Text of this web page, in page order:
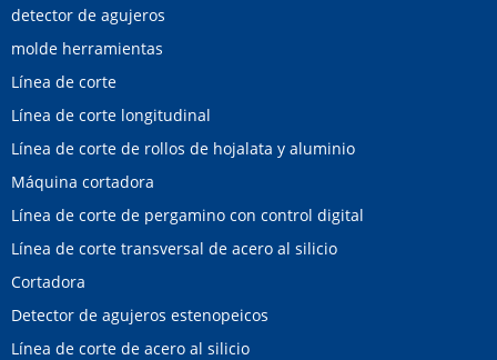
detector de agujeros
molde herramientas
Línea de corte
Línea de corte longitudinal
Línea de corte de rollos de hojalata y aluminio
Máquina cortadora
Línea de corte de pergamino con control digital
Línea de corte transversal de acero al silicio
Cortadora
Detector de agujeros estenopeicos
Línea de corte de acero al silicio